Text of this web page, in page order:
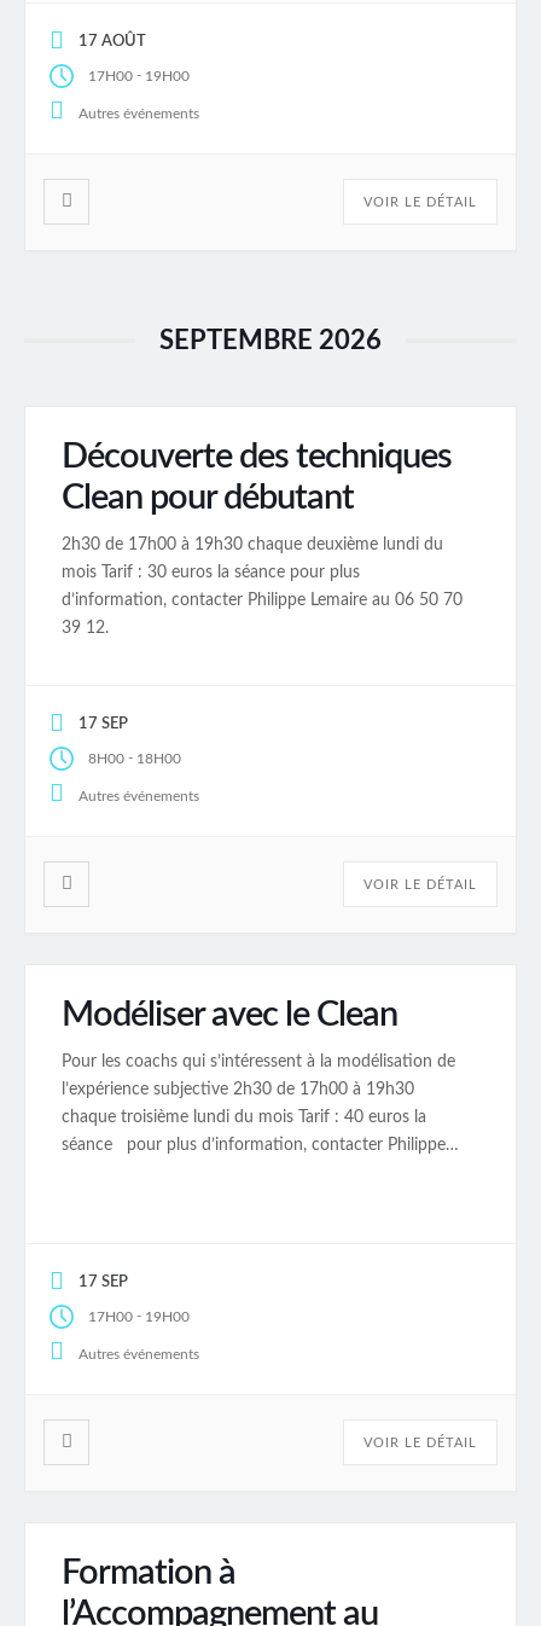
17 AOÛT
17H00 - 19H00
Autres événements
VOIR LE DÉTAIL
SEPTEMBRE 2026
Découverte des techniques
Clean pour débutant
2h30 de 17h00 à 19h30 chaque deuxième lundi du
mois Tarif : 30 euros la séance pour plus
d’information, contacter Philippe Lemaire au 06 50 70
39 12.
17 SEP
8H00 - 18H00
Autres événements
VOIR LE DÉTAIL
Modéliser avec le Clean
Pour les coachs qui s’intéressent à la modélisation de
l’expérience subjective 2h30 de 17h00 à 19h30
chaque troisième lundi du mois Tarif : 40 euros la
séance pour plus d’information, contacter Philippe
17 SEP
17H00 - 19H00
Autres événements
VOIR LE DÉTAIL
Formation à
l’Accompagnement au